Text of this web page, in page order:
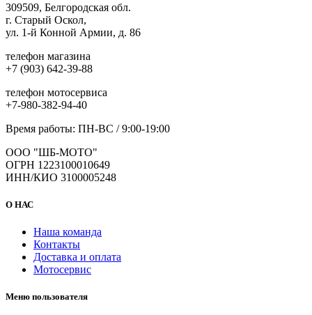
309509, Белгородская обл.
г. Старый Оскол,
ул. 1-й Конной Армии, д. 86
телефон магазина
+7 (903) 642-39-88
телефон мотосервиса
+7-980-382-94-40
Время работы: ПН-ВС / 9:00-19:00
ООО "ШБ-МОТО"
ОГРН 1223100010649
ИНН/КИО 3100005248
О НАС
Наша команда
Контакты
Доставка и оплата
Мотосервис
Меню пользователя